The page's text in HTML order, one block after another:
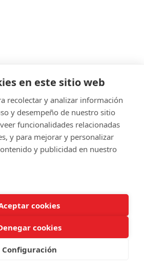
reservados
en este sitio web
recolectar y analizar información
y desempeño de nuestro sitio
funcionalidades relacionadas
y para mejorar y personalizar
y publicidad en nuestro
cookies
cookies
Configuración